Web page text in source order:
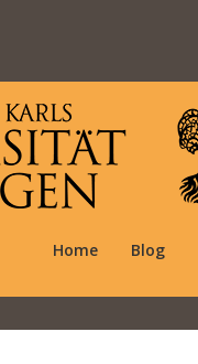
Home Blog